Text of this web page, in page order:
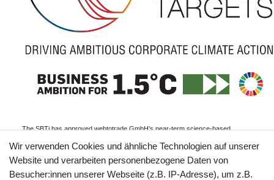
The SBTi has approved webtotrade GmbH’s near-term science-based
scope 1 and scope 2 GHG emissions 45% by 2030 from a 2024 base year,
and to measure and reduce its scope 3 emissions.
Informationen
Wir verwenden Cookies und ähnliche Technologien auf unserer
Website und verarbeiten personenbezogene Daten von
Besucher:innen unserer Webseite (z.B. IP-Adresse), um z.B.